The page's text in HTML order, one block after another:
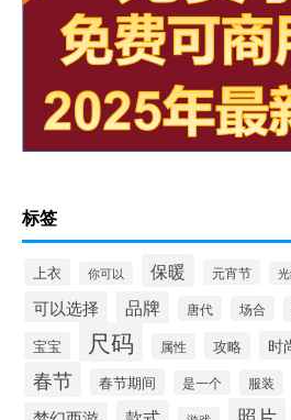
标签
上衣 你可以 保暖 元宵节
可以选择 品牌 唐代 场合
宝宝 尺码 属性 攻略 时
春节 春节期间 是一个 服装